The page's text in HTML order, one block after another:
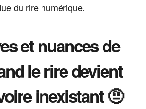
du rire numérique.
et nuances de
le rire devient
inexistant 🤨